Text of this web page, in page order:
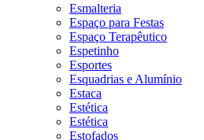
Esmalteria
Espaço para Festas
Espaço Terapêutico
Espetinho
Esportes
Esquadrias e Alumínio
Estaca
Estética
Estética
Estofados